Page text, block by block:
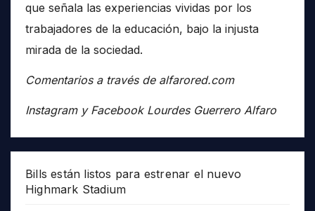
que señala las experiencias vividas por los
trabajadores de la educación, bajo la injusta
mirada de la sociedad.
Comentarios a través de alfarored.com
Instagram y Facebook Lourdes Guerrero Alfaro
Bills están listos para estrenar el nuevo
Highmark Stadium